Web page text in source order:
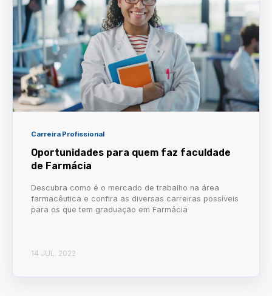
Carreira Profissional
Oportunidades para quem faz faculdade
de Farmácia
Descubra como é o mercado de trabalho na área
farmacêutica e confira as diversas carreiras possíveis
para os que tem graduação em Farmácia
14 JUL. 2022